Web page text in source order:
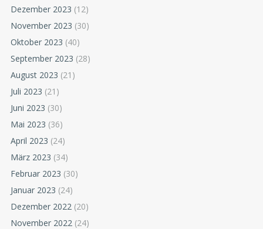
Dezember 2023 (12)
November 2023 (30)
Oktober 2023 (40)
September 2023 (28)
August 2023 (21)
Juli 2023 (21)
Juni 2023 (30)
Mai 2023 (36)
April 2023 (24)
März 2023 (34)
Februar 2023 (30)
Januar 2023 (24)
Dezember 2022 (20)
November 2022 (24)